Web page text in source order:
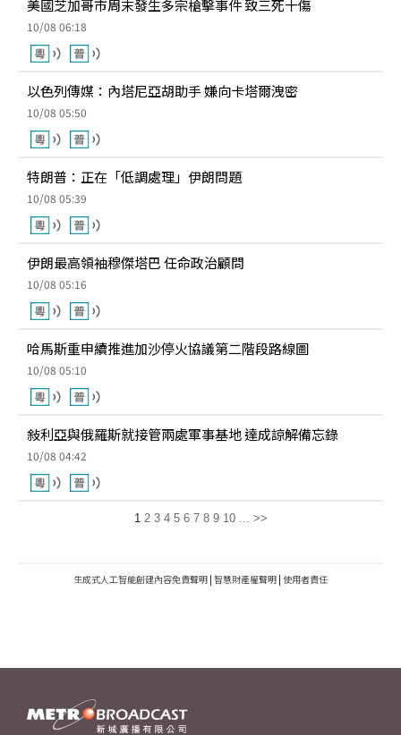
美國芝加哥市周末發生多宗槍擊事件 致三死十傷
10/08 06:18
以色列傳媒：內塔尼亞胡助手 嫌向卡塔爾洩密
10/08 05:50
特朗普：正在「低調處理」伊朗問題
10/08 05:39
伊朗最高領袖穆傑塔巴 任命政治顧問
10/08 05:16
哈馬斯重申續推進加沙停火協議第二階段路線圖
10/08 05:10
敍利亞與俄羅斯就接管兩處軍事基地 達成諒解備忘錄
10/08 04:42
1 2 3 4 5 6 7 8 9 10 ... >>
生成式人工智能創建內容免責聲明 | 智慧財產權聲明 | 使用者責任